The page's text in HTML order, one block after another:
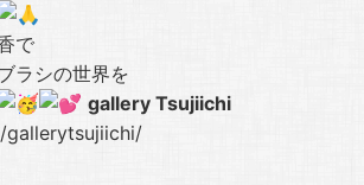
で
ラシの世界を
gallery Tsujiichi